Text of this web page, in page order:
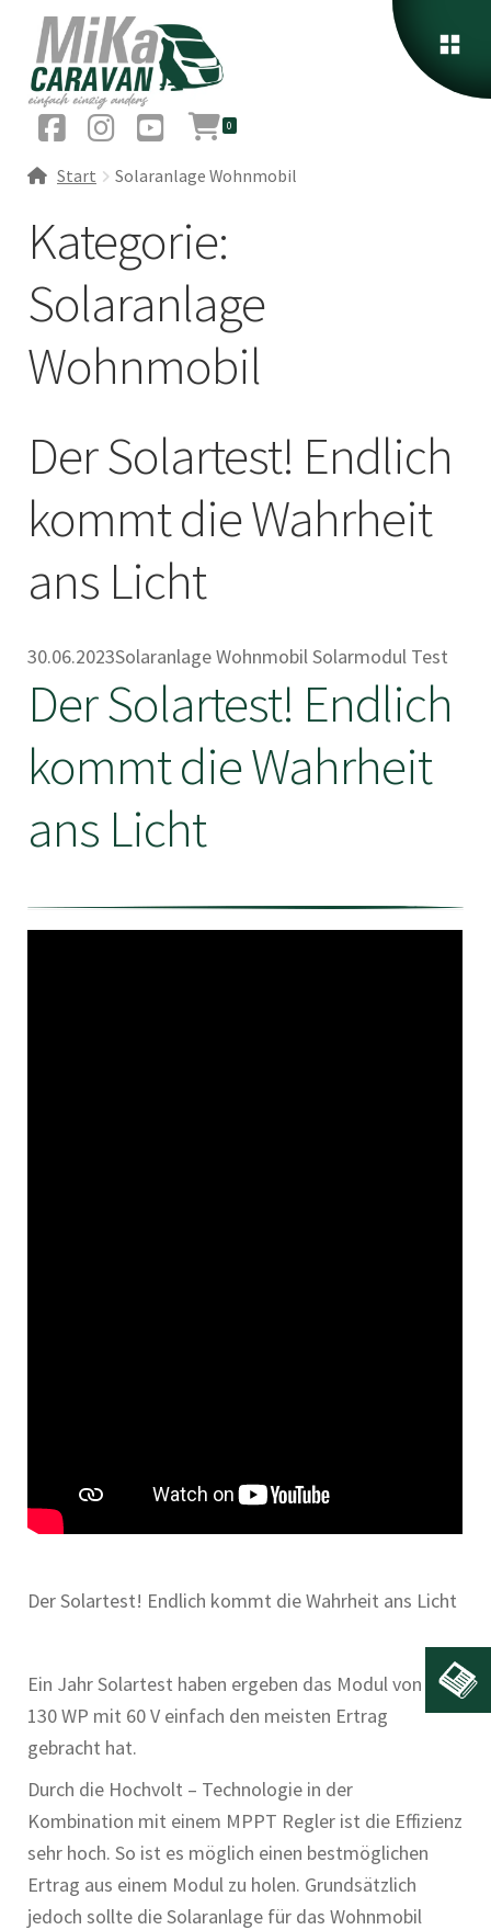
0
Start Solaranlage Wohnmobil
Kategorie:
Solaranlage
Wohnmobil
Der Solartest! Endlich
kommt die Wahrheit
ans Licht
30.06.2023Solaranlage Wohnmobil Solarmodul Test
Der Solartest! Endlich
kommt die Wahrheit
ans Licht
Der Solartest! Endlich kommt die Wahrheit ans Licht
Ein Jahr Solartest haben ergeben das Modul von WCS
130 WP mit 60 V einfach den meisten Ertrag
gebracht hat.
Durch die Hochvolt – Technologie in der
Kombination mit einem MPPT Regler ist die Effizienz
sehr hoch. So ist es möglich einen bestmöglichen
Ertrag aus einem Modul zu holen. Grundsätzlich
jedoch sollte die Solaranlage für das Wohnmobil